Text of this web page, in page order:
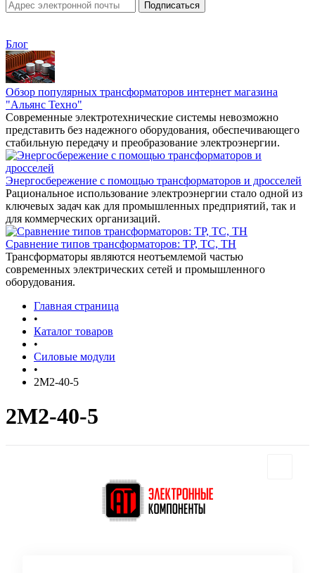
Блог
Обзор популярных трансформаторов интернет магазина
"Альянс Техно"
Современные электротехнические системы невозможно
представить без надежного оборудования, обеспечивающего
стабильную передачу и преобразование электроэнергии.
Энергосбережение с помощью трансформаторов и дросселей
Рациональное использование электроэнергии стало одной из
ключевых задач как для промышленных предприятий, так и
для коммерческих организаций.
Сравнение типов трансформаторов: ТР, ТС, ТН
Трансформаторы являются неотъемлемой частью
современных электрических сетей и промышленного
оборудования.
Главная страница
•
Каталог товаров
•
Силовые модули
•
2М2-40-5
2М2-40-5